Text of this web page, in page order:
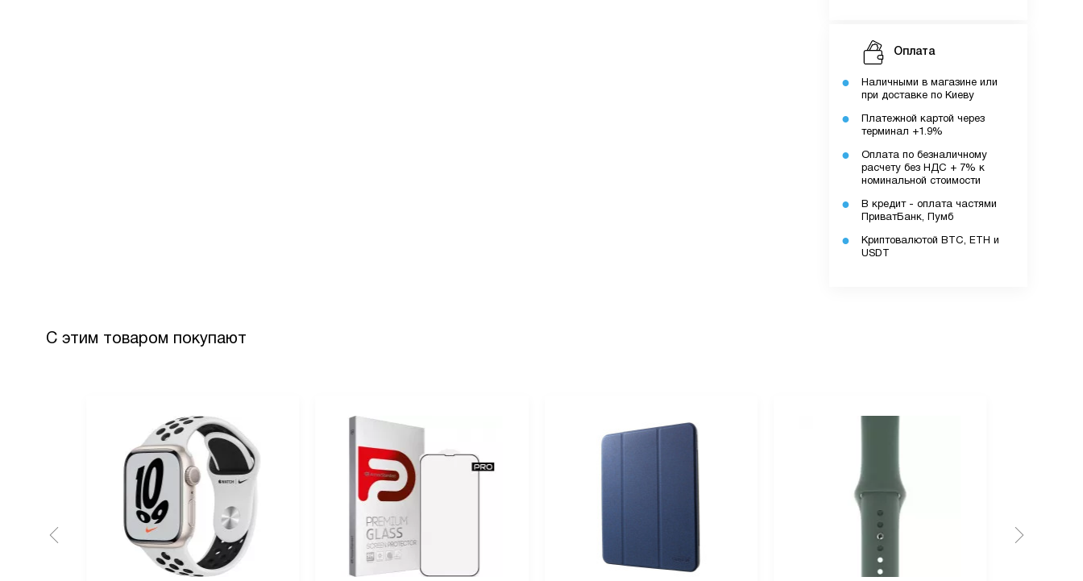
Оплата
Наличными в магазине или
при доставке по Киеву
Платежной картой через
терминал +1.9%
Оплата по безналичному
расчету без НДС + 7% к
номинальной стоимости
В кредит - оплата частями
ПриватБанк, Пумб
Криптовалютой BTC, ETH и
USDT
С этим товаром покупают